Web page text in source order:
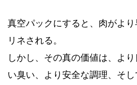
真空パックにすると、肉がよ
リネされる。
しかし、その真の価値は、よ
い臭い、より安全な調理、そ